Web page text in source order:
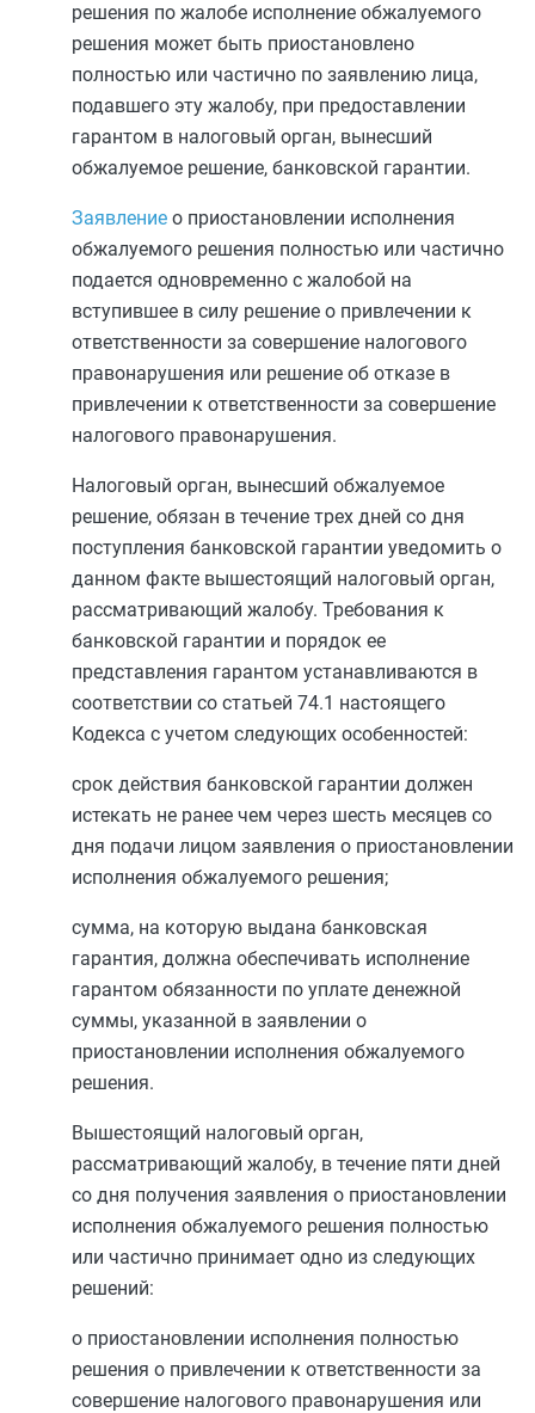
решения по жалобе исполнение обжалуемого
решения может быть приостановлено
полностью или частично по заявлению лица,
подавшего эту жалобу, при предоставлении
гарантом в налоговый орган, вынесший
обжалуемое решение, банковской гарантии.
Заявление о приостановлении исполнения
обжалуемого решения полностью или частично
подается одновременно с жалобой на
вступившее в силу решение о привлечении к
ответственности за совершение налогового
правонарушения или решение об отказе в
привлечении к ответственности за совершение
налогового правонарушения.
Налоговый орган, вынесший обжалуемое
решение, обязан в течение трех дней со дня
поступления банковской гарантии уведомить о
данном факте вышестоящий налоговый орган,
рассматривающий жалобу. Требования к
банковской гарантии и порядок ее
представления гарантом устанавливаются в
соответствии со статьей 74.1 настоящего
Кодекса с учетом следующих особенностей:
срок действия банковской гарантии должен
истекать не ранее чем через шесть месяцев со
дня подачи лицом заявления о приостановлении
исполнения обжалуемого решения;
сумма, на которую выдана банковская
гарантия, должна обеспечивать исполнение
гарантом обязанности по уплате денежной
суммы, указанной в заявлении о
приостановлении исполнения обжалуемого
решения.
Вышестоящий налоговый орган,
рассматривающий жалобу, в течение пяти дней
со дня получения заявления о приостановлении
исполнения обжалуемого решения полностью
или частично принимает одно из следующих
решений:
о приостановлении исполнения полностью
решения о привлечении к ответственности за
совершение налогового правонарушения или